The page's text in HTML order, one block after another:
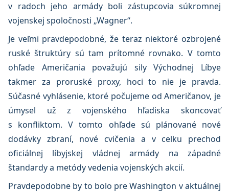
v radoch jeho armády boli zástupcovia súkromnej
vojenskej spoločnosti „Wagner“.
Je veľmi pravdepodobné, že teraz niektoré ozbrojené
ruské štruktúry sú tam prítomné rovnako. V tomto
ohľade Američania považujú sily Východnej Líbye
takmer za proruské proxy, hoci to nie je pravda.
Súčasné vyhlásenie, ktoré počujeme od Američanov, je
úmysel už z vojenského hľadiska skoncovať
s konfliktom. V tomto ohľade sú plánované nové
dodávky zbraní, nové cvičenia a v celku prechod
oficiálnej líbyjskej vládnej armády na západné
štandardy a metódy vedenia vojenských akcií.
Pravdepodobne by to bolo pre Washington v aktuálnej